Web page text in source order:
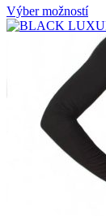
Výber možností